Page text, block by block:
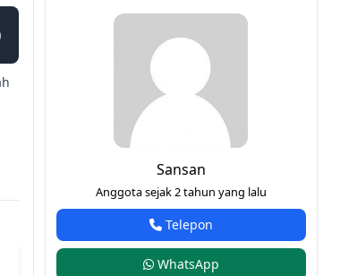
Sansan
Anggota sejak 2 tahun yang lalu
Telepon
WhatsApp